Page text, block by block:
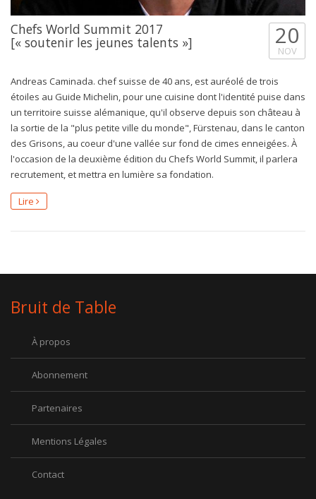
Chefs World Summit 2017
[« soutenir les jeunes talents »] 20
NOV
Andreas Caminada. chef suisse de 40 ans, est auréolé de trois
étoiles au Guide Michelin, pour une cuisine dont l'identité puise dans
un territoire suisse alémanique, qu'il observe depuis son château à
la sortie de la "plus petite ville du monde", Fürstenau, dans le canton
des Grisons, au coeur d'une vallée sur fond de cimes enneigées. À
l'occasion de la deuxième édition du Chefs World Summit, il parlera
recrutement, et mettra en lumière sa fondation.
Lire
Bruit de Table
À propos
Abonnement
Partenaires
Mentions Légales
Contact